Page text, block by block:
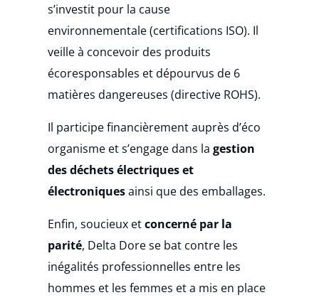
s’investit pour la cause
environnementale (certifications ISO). Il
veille à concevoir des produits
écoresponsables et dépourvus de 6
matières dangereuses (directive ROHS).
Il participe financièrement auprès d’éco
organisme et s’engage dans lagestion
des déchets électriques et
électroniquesainsi que des emballages.
Enfin, soucieux etconcerné par la
parité, Delta Dore se bat contre les
inégalités professionnelles entre les
hommes et les femmes et a mis en place